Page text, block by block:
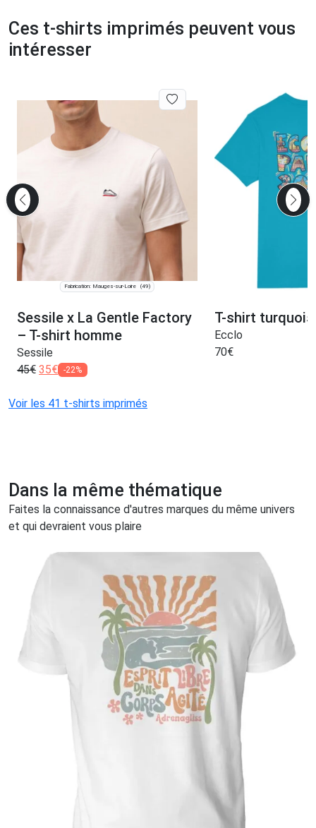
Ces t-shirts imprimés peuvent vous
intéresser
Fabrication: Mauges-sur-Loire (49)
Sessile x La Gentle Factory
– T-shirt homme
Sessile
45€ 35€ -22%
T-shirt
Ecclo
70€
Voir les 41 t-shirts imprimés
Dans la même thématique
Faites la connaissance d'autres marques du même univers
et qui devraient vous plaire